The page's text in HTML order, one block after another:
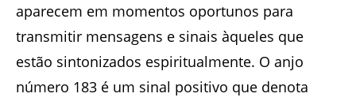
aparecem em momentos oportunos para
transmitir mensagens e sinais àqueles que
estão sintonizados espiritualmente. O anjo
número 183 é um sinal positivo que denota